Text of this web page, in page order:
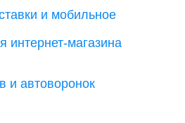
и мобильное
интернет-магазина
и автоворонок